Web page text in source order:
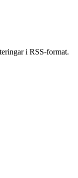
i RSS-format.